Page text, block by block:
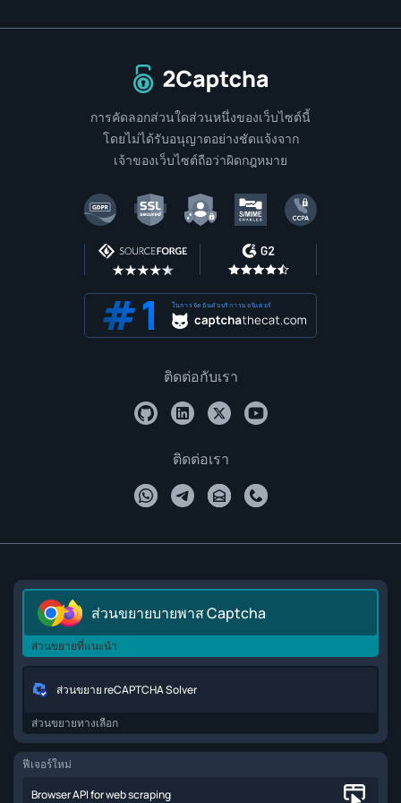
ไปที่หน้าแรก
การคัดลอกส่วนใดส่วนหนึ่งของเว็บไซต์นี้
โดยไม่ได้รับอนุญาตอย่างชัดแจ้งจาก
เจ้าของเว็บไซต์ถือว่าผิดกฎหมาย
ในการจัดอันดับบริการมอนิเตอร์
ติดต่อกับเรา
ติดต่อเรา
ส่วนขยายบายพาส Captcha
ส่วนขยายที่แนะนำ
ส่วนขยาย reCAPTCHA Solver
ส่วนขยายทางเลือก
ฟีเจอร์ใหม่
Browser API for web scraping